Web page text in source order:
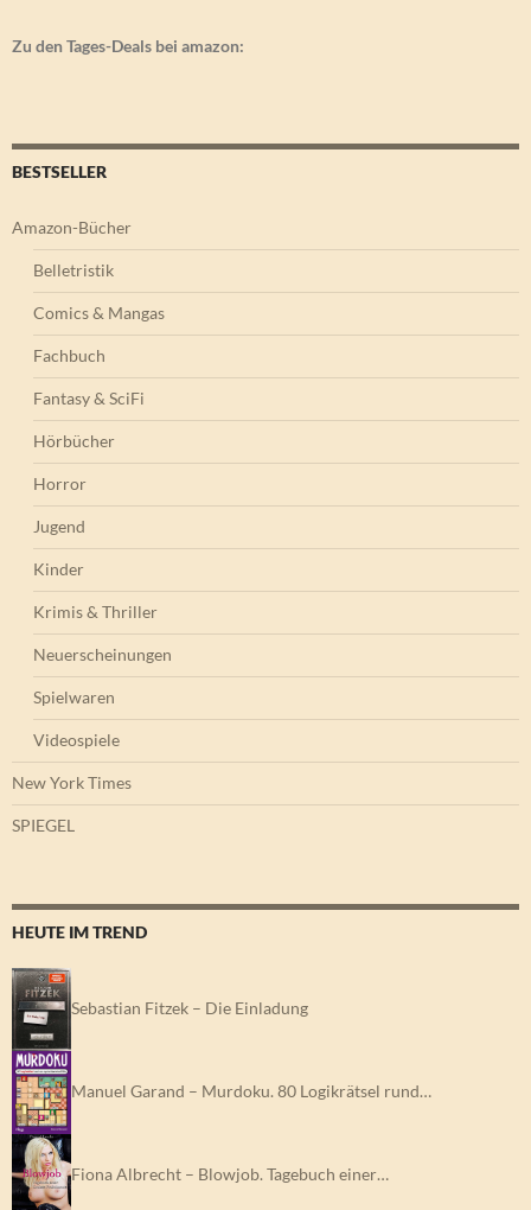
Zu den Tages-Deals bei amazon:
BESTSELLER
Amazon-Bücher
Belletristik
Comics & Mangas
Fachbuch
Fantasy & SciFi
Hörbücher
Horror
Jugend
Kinder
Krimis & Thriller
Neuerscheinungen
Spielwaren
Videospiele
New York Times
SPIEGEL
HEUTE IM TREND
Sebastian Fitzek – Die Einladung
Manuel Garand – Murdoku. 80 Logikrätsel rund…
Fiona Albrecht – Blowjob. Tagebuch einer…